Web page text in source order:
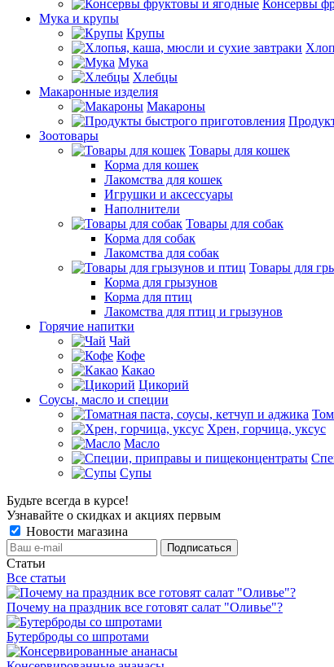
Консервы
Мука и крупы
Крупы
Мука
Хлебцы
Макаронные изделия
Макароны
Зоотовары
Товары для кошек
Корма для кошек
Лакомства для кошек
Игрушки и аксессуары
Наполнители
Товары для собак
Корма для собак
Лакомства для собак
Товары для
Корма для грызунов
Корма для птиц
Лакомства для птиц и грызунов
Горячие напитки
Чай
Кофе
Какао
Цикорий
Соусы, масло и специи
Хрен, горчица, уксус
Масло
Супы
Будьте всегда в курсе!
Узнавайте о скидках и акциях первым
Новости магазина
Статьи
Все статьи
Почему на праздник все готовят салат "Оливье"?
Бутерброды со шпротами